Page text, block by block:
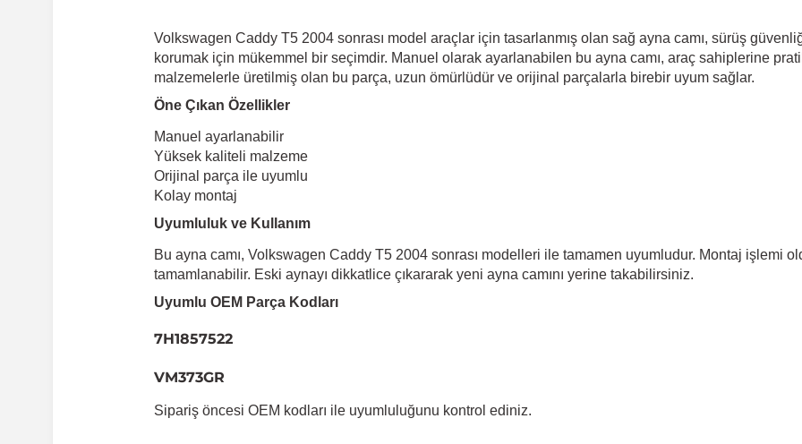
Volkswagen Caddy T5 2004 sonrası model araçlar için tasarlanmış olan sağ ayna camı, sürüş
korumak için mükemmel bir seçimdir. Manuel olarak ayarlanabilen bu ayna camı, araç sahiplerine
malzemelerle üretilmiş olan bu parça, uzun ömürlüdür ve orijinal parçalarla birebir uyum sağlar.
Öne Çıkan Özellikler
Manuel ayarlanabilir
Yüksek kaliteli malzeme
Orijinal parça ile uyumlu
Kolay montaj
Uyumluluk ve Kullanım
Bu ayna camı, Volkswagen Caddy T5 2004 sonrası modelleri ile tamamen uyumludur. Montaj işlemi
tamamlanabilir. Eski aynayı dikkatlice çıkararak yeni ayna camını yerine takabilirsiniz.
Uyumlu OEM Parça Kodları
7H1857522
VM373GR
Sipariş öncesi OEM kodları ile uyumluluğunu kontrol ediniz.